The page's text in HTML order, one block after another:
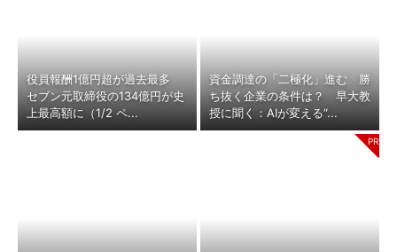
役員報酬1億円超が過去最多
セブン元取締役の134億円が史
上最高額に（1/2 ペ...
資金調達の「二極化」進む 勝
ち抜く企業の条件は？ 早大教
授に聞く：AIが変える“...